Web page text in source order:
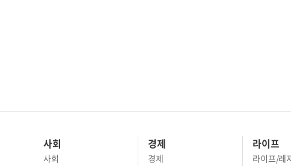
사회
사회
경제
경제
라이프
라이프/레